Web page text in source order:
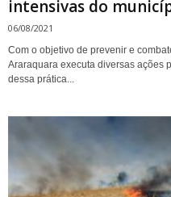
intensivas do
06/08/2021
Com o objetivo de prevenir e
Araraquara executa diversas ações
dessa prática...